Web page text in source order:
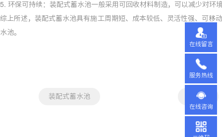
5. 环保可持续：装配式蓄水池一般采用可回收材料制造，可以减少对
综上所述，装配式蓄水池具有施工周期短、成本较低、灵活性强、可移
水池。
装配式蓄水池 蓄水池
在线留言
服务热线
在线咨询